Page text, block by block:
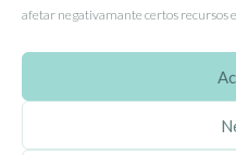
afetar negativamante certos recursos
EhGoom2026